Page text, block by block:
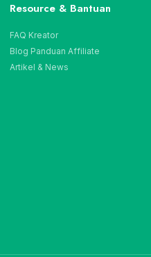
Resource & Bantuan
FAQ Kreator
Blog Panduan Affiliate
Artikel & News